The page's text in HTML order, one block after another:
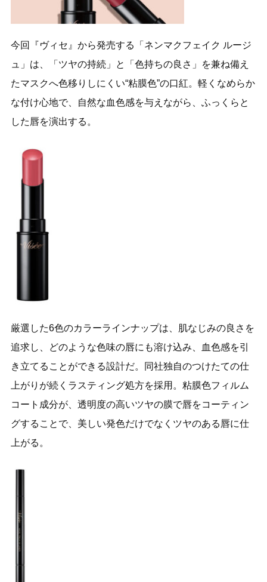
今回『ヴィセ』から発売する「ネンマクフェイク ルージ
ュ」は、「ツヤの持続」と「色持ちの良さ」を兼ね備え
たマスクへ色移りしにくい“粘膜色”の口紅。軽くなめらか
な付け心地で、自然な血色感を与えながら、ふっくらと
した唇を演出する。
厳選した6色のカラーラインナップは、肌なじみの良さを
追求し、どのような色味の唇にも溶け込み、血色感を引
き立てることができる設計だ。同社独自のつけたての仕
上がりが続くラスティング処方を採用。粘膜色フィルム
コート成分が、透明度の高いツヤの膜で唇をコーティン
グすることで、美しい発色だけでなくツヤのある唇に仕
上がる。